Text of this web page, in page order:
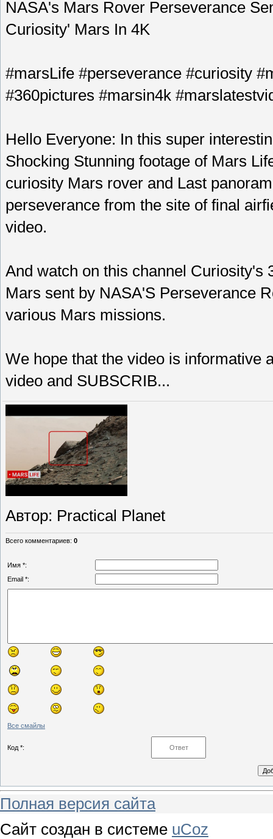
NASA's Mars Rover Perseverance
Curiosity' Mars In 4K
#marsLife #perseverance #curiosity
#360pictures #marsin4k
Hello Everyone: In this super
Shocking Stunning footage of Mars
curiosity Mars rover and Last
perseverance from the site of final
video.
And watch on this channel Curiosity's
Mars sent by NASA'S Perseverance
various Mars missions.
We hope that the video is informative
video and SUBSCRIB...
Автор: Practical Planet
Всего комментариев: 0
Имя *:
Email *:
Все смайлы
Код *:
Полная версия сайта
Сайт создан в системе uCoz